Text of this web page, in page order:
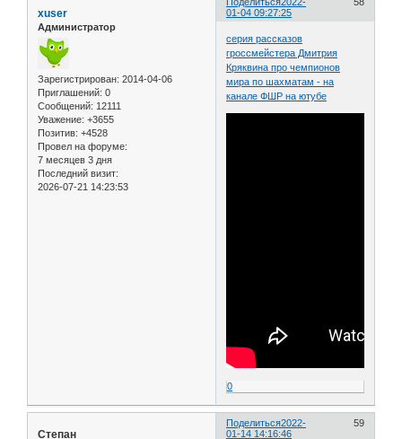
01-04 09:27:25
xuser
Администратор
Зарегистрирован: 2014-04-06
Приглашений: 0
Сообщений: 12111
Уважение: +3655
Позитив: +4528
Провел на форуме:
7 месяцев 3 дня
Последний визит:
2026-07-21 14:23:53
серия рассказов
гроссмейстера Дмитрия
Кряквина про чемпионов
мира по шахматам - на
канале ФШР на ютубе
0
Поделиться 59
2022-
01-14 14:16:46
Степан